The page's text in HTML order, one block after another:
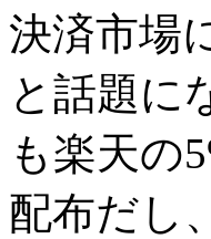
決済市場
と話題に
も楽天の
配布だし